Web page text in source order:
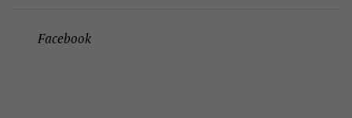
Facebook